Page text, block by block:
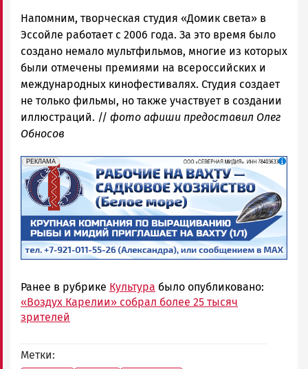
Напомним, творческая студия «Домик света» в
Эссойле работает с 2006 года. За это время было
создано немало мультфильмов, многие из которых
были отмечены премиями на всероссийских и
международных кинофестивалях. Студия создает
не только фильмы, но также участвует в создании
иллюстраций. // фото афиши предоставил Олег
Обносов
erid: 2SDnjf467GP
РЕКЛАМА
Реклама
Ранее в рубрике Культура было опубликовано:
«Воздух Карелии» собрал более 25 тысяч
зрителей
Метки